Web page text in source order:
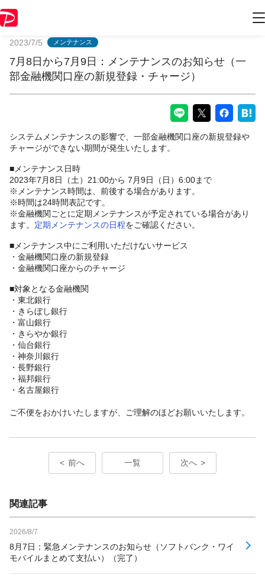
2023/7/5 メンテナンス
7月8日から7月9日：メンテナンスのお知らせ（一
部金融機関口座の新規登録・チャージ）
システムメンテナンスの影響で、一部金融機関口座の新規登録や
チャージができない期間が発生いたします。
■メンテナンス日時
2023年7月8日（土）21:00から 7月9日（日）6:00まで
※メンテナンス時間は、前後する場合があります。
※時間は24時間表記です。
※金融機関ごとに定期メンテナンスが予定されている場合があり
ます。 定期メンテナンスの日程をご確認ください。
■メンテナンス中にご利用いただけないサービス
・金融機関口座の新規登録
・金融機関口座からのチャージ
■対象となる金融機関
・東北銀行
・きらぼし銀行
・富山銀行
・きらやか銀行
・仙台銀行
・神奈川銀行
・長野銀行
・福邦銀行
・名古屋銀行
ご不便をおかけいたしますが、ご理解のほどお願いいたします。
前へ 一覧 次へ
関連記事
2026/8/7
8月7日：緊急メンテナンスのお知らせ（ソフトバンク・ワイ
モバイルまとめて支払い）（完了）